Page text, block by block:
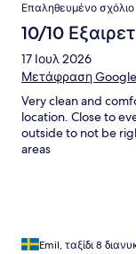
Επαληθευμένο σχόλιο
10/10
17 Ιουλ 2026
Μετάφραση Google
Very clean and
location. Close to
outside to not be
areas
Emil, ταξίδι 8